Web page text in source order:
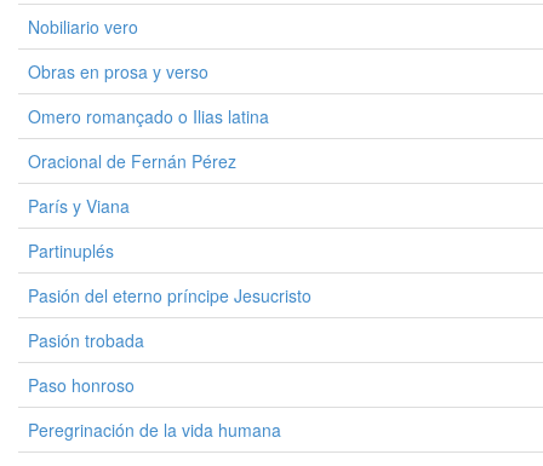
Nobiliario vero
Obras en prosa y verso
Omero romançado o Ilias latina
Oracional de Fernán Pérez
París y Viana
Partinuplés
Pasión del eterno príncipe Jesucristo
Pasión trobada
Paso honroso
Peregrinación de la vida humana